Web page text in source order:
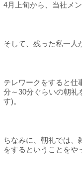
4月上旬から、当社メ
そして、残った私一人
テレワークをすると仕
分～30分ぐらいの朝礼
す)。
ちなみに、朝礼では、
をするということをや